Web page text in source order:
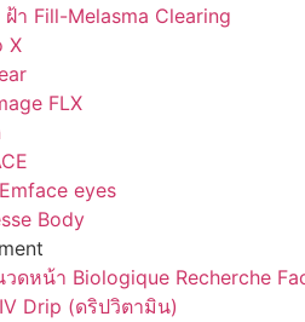
า Fill-Melasma Clearing
X
FLX
eyes
Body
ดหน้า Biologique Recherche
Drip (ดริปวิตามิน)